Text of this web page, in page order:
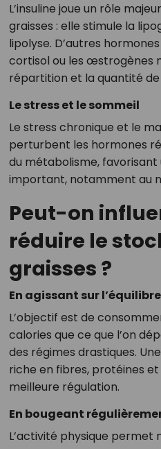
L’insuline joue un rôle
graisses : elle stimule la
lipolyse. D’autres
cortisol ou les œstrogènes
répartition et la quantité
Le stress et le sommeil
Le stress chronique et le
perturbent les hormones
du métabolisme, favorisant
important, notamment au
Peut-on
réduire le
graisses ?
En agissant sur
L’objectif est de
calories que ce que l’on
des régimes drastiques.
riche en fibres, protéines
meilleure régulation.
En bougeant
L’activité physique permet